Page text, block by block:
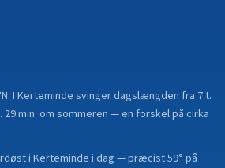
. I Kerteminde svinger dagslængden fra 7 t.
29 min. om sommeren — en forskel på cirka
i Kerteminde i dag — præcist 59° på